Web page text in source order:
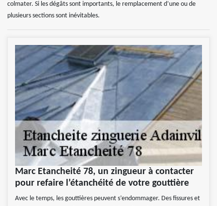
colmater. Si les dégâts sont importants, le remplacement d’une ou de
plusieurs sections sont inévitables.
Marc Etancheité 78, un zingueur à contacter
pour refaire l’étanchéité de votre gouttière
Avec le temps, les gouttières peuvent s’endommager. Des fissures et